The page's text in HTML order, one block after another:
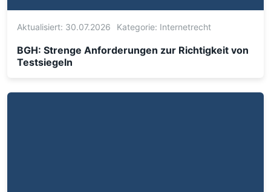
Aktualisiert: 30.07.2026 Kategorie: Internetrecht
BGH: Strenge Anforderungen zur Richtigkeit von
Testsiegeln